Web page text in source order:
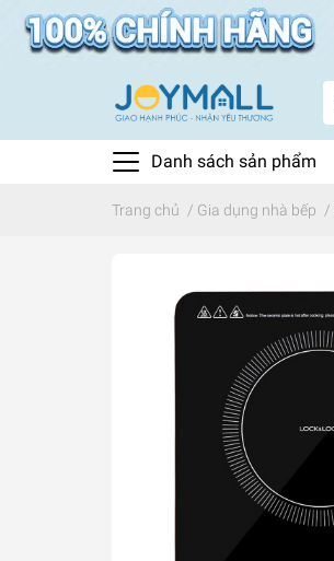
Danh sách sản phẩm
Trang chủ / Gia dụng nhà bếp /